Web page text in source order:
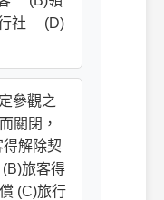
社 (D)
參觀之
關閉，
解除契
旅客得
(C)旅行